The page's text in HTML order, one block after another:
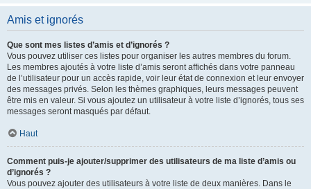
Amis et ignorés
Que sont mes listes d’amis et d’ignorés ?
Vous pouvez utiliser ces listes pour organiser les autres membres du forum.
Les membres ajoutés à votre liste d’amis seront affichés dans votre panneau
de l’utilisateur pour un accès rapide, voir leur état de connexion et leur envoyer
des messages privés. Selon les thèmes graphiques, leurs messages peuvent
être mis en valeur. Si vous ajoutez un utilisateur à votre liste d’ignorés, tous ses
messages seront masqués par défaut.
Haut
Comment puis-je ajouter/supprimer des utilisateurs de ma liste d’amis ou
d’ignorés ?
Vous pouvez ajouter des utilisateurs à votre liste de deux manières. Dans le